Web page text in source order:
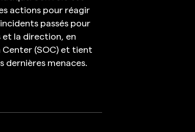
actions pour réagir
passés pour
et la direction, en
(SOC) et tient
dernières menaces.